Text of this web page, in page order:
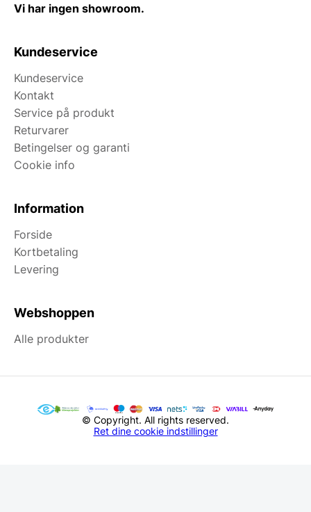
Vi har ingen showroom.
Kundeservice
Kundeservice
Kontakt
Service på produkt
Returvarer
Betingelser og garanti
Cookie info
Information
Forside
Kortbetaling
Levering
Webshoppen
Alle produkter
© Copyright. All rights reserved.
Ret dine cookie indstillinger